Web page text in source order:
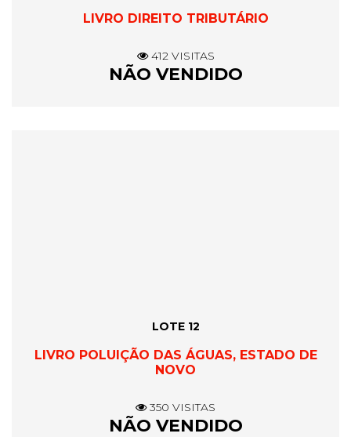
LIVRO DIREITO TRIBUTÁRIO
412 VISITAS
NÃO VENDIDO
LOTE 12
LIVRO POLUIÇÃO DAS ÁGUAS, ESTADO DE
NOVO
350 VISITAS
NÃO VENDIDO